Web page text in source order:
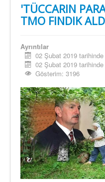
'TÜCCARIN
TMO FINDIK
Ayrıntılar
02 Şubat 2019 tarihinde
02 Şubat 2019
Gösterim: 3196